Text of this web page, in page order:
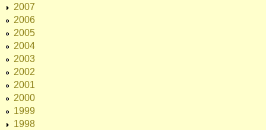
2007
2006
2005
2004
2003
2002
2001
2000
1999
1998